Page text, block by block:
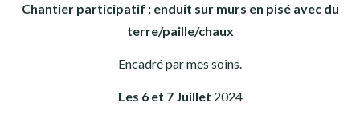
Chantier participatif : enduit sur murs en pisé avec du
terre/paille/chaux
Encadré par mes soins.
Les 6 et 7 Juillet 2024